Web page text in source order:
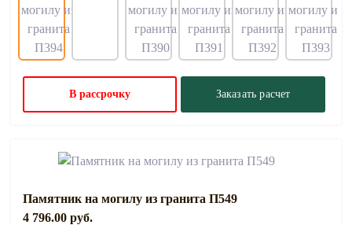
В рассрочку Заказать расчет
Памятник на могилу из гранита П549
4 796.00 руб.